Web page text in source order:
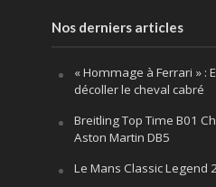
Nos derniers articles
« Hommage à Ferrari » :
décoller le cheval cabré
Breitling Top Time B01
Aston Martin DB5
Le Mans Classic Legend